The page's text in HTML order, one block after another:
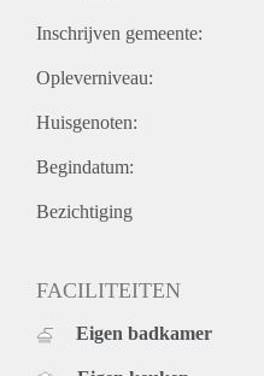
Inschrijven gemeente:
Opleverniveau:
Huisgenoten:
Begindatum:
Bezichtiging
FACILITEITEN
Eigen badkamer